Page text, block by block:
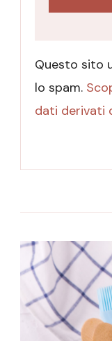
Questo sito
lo spam.
dati derivati